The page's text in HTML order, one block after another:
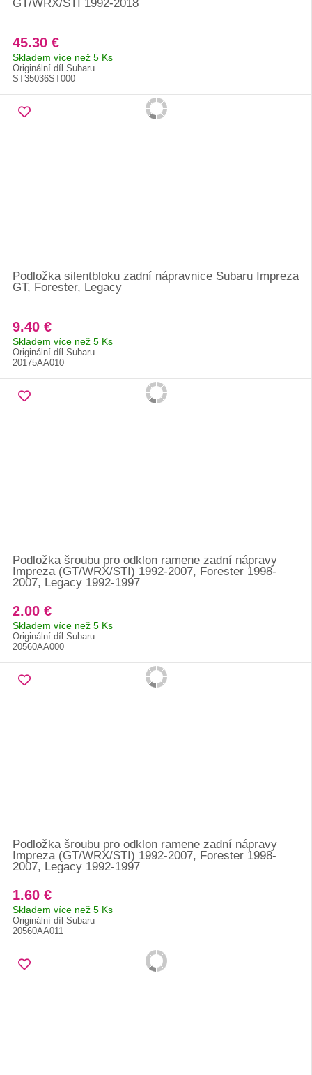
GT/WRX/STI 1992-2018
45.30 €
Skladem více než 5 Ks
Originální díl Subaru
ST35036ST000
Podložka silentbloku zadní nápravnice Subaru Impreza
GT, Forester, Legacy
9.40 €
Skladem více než 5 Ks
Originální díl Subaru
20175AA010
Podložka šroubu pro odklon ramene zadní nápravy
Impreza (GT/WRX/STI) 1992-2007, Forester 1998-
2007, Legacy 1992-1997
2.00 €
Skladem více než 5 Ks
Originální díl Subaru
20560AA000
Podložka šroubu pro odklon ramene zadní nápravy
Impreza (GT/WRX/STI) 1992-2007, Forester 1998-
2007, Legacy 1992-1997
1.60 €
Skladem více než 5 Ks
Originální díl Subaru
20560AA011